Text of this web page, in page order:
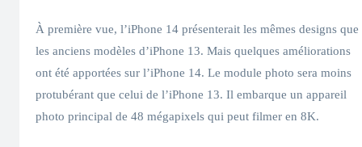
À première vue, l’iPhone 14 présenterait les mêmes designs que
les anciens modèles d’iPhone 13. Mais quelques améliorations
ont été apportées sur l’iPhone 14. Le module photo sera moins
protubérant que celui de l’iPhone 13. Il embarque un appareil
photo principal de 48 mégapixels qui peut filmer en 8K.